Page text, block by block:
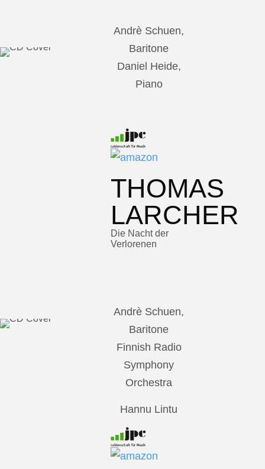
Andrè Schuen,
Baritone
Daniel Heide,
Piano
THOMAS
LARCHER
Die Nacht der
Verlorenen
Andrè Schuen,
Baritone
Finnish Radio
Symphony
Orchestra
Hannu Lintu